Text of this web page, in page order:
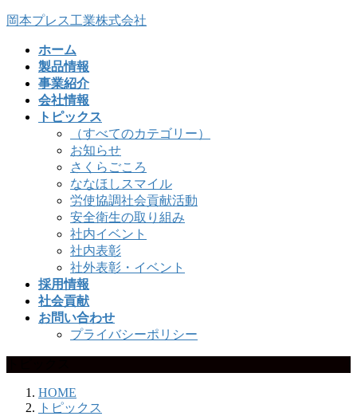
コ
ナ
岡本プレス工業株式会社
ホーム
製品情報
事業紹介
会社情報
トピックス
（すべてのカテゴリー）
お知らせ
さくらごころ
ななほしスマイル
労使協調社会貢献活動
安全衛生の取り組み
社内イベント
社内表彰
社外表彰・イベント
採用情報
社会貢献
お問い合わせ
プライバシーポリシー
HOME
トピックス